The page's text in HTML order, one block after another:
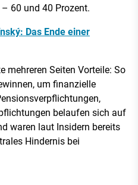
60 und 40 Prozent.
Das Ende einer
mehreren Seiten Vorteile: So
um finanzielle
belaufen sich auf
waren laut Insidern bereits
Hindernis bei